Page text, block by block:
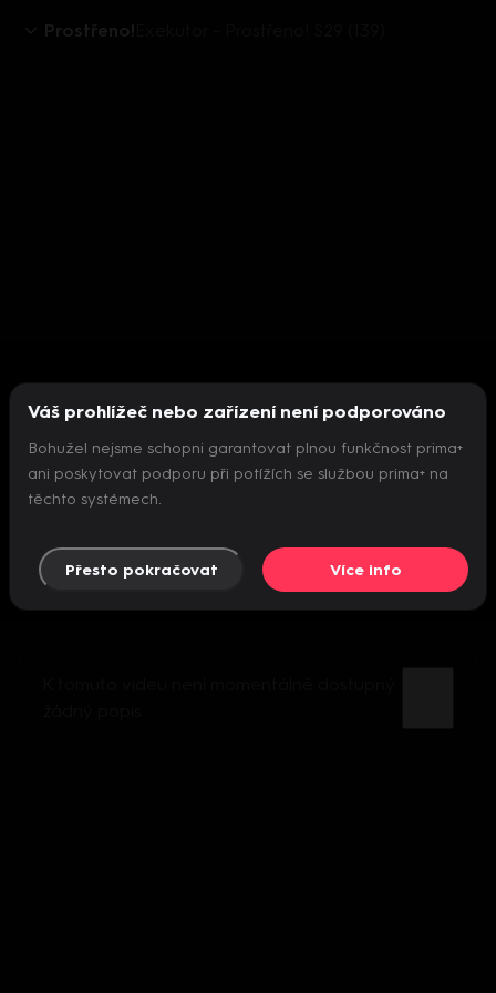
Prostřeno!
Nepodařilo se inicializovat přehrávač
Váš prohlížeč nebo zařízení není podporováno
Bohužel nejsme schopni garantovat plnou funkčnost prima+
ani poskytovat podporu při potížích se službou prima+ na
těchto systémech.
Přesto pokračovat Více info